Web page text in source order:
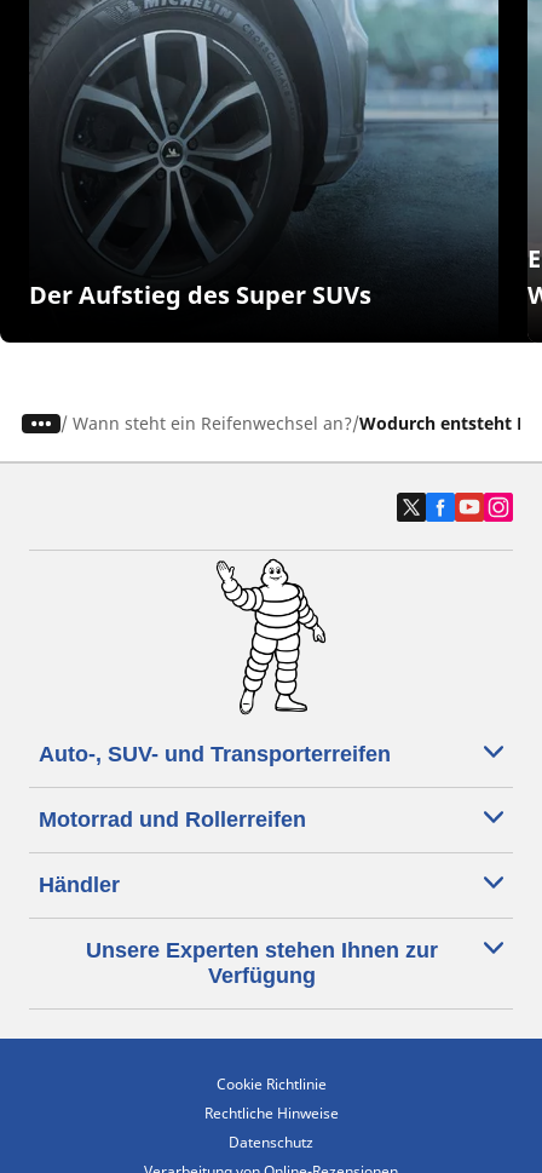
Der Aufstieg des Super SUVs
/ Wann steht ein Reifenwechsel an? Wodurch entsteht
Auto-, SUV- und Transporterreifen
Motorrad und Rollerreifen
Händler
Unsere Experten stehen Ihnen zur
Verfügung
Cookie Richtlinie
Rechtliche Hinweise
Datenschutz